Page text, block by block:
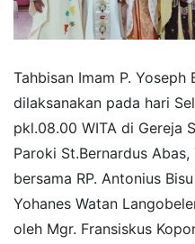
Tahbisan Imam P. Yoseph
dilaksanakan pada hari
pkl.08.00 WITA di Gereja
Paroki St.Bernardus
bersama RP. Antonius
Yohanes Watan
oleh Mgr. Fransiskus